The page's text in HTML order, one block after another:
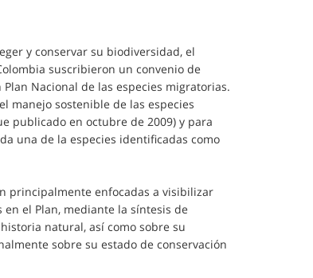
y conservar su biodiversidad, el
suscribieron un convenio de
Nacional de las especies migratorias.
manejo sostenible de las especies
publicado en octubre de 2009) y para
una de la especies identificadas como
principalmente enfocadas a visibilizar
el Plan, mediante la síntesis de
natural, así como sobre su
sobre su estado de conservación